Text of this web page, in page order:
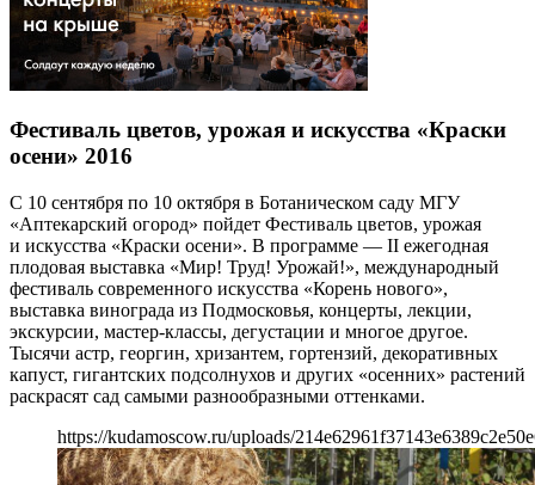
Фестиваль цветов, урожая и искусства «Краски
осени» 2016
С 10 сентября по 10 октября в Ботаническом саду МГУ
«Аптекарский огород» пойдет Фестиваль цветов, урожая
и искусства «Краски осени». В программе — II ежегодная
плодовая выставка «Мир! Труд! Урожай!», международный
фестиваль современного искусства «Корень нового»,
выставка винограда из Подмосковья, концерты, лекции,
экскурсии, мастер-классы, дегустации и многое другое.
Тысячи астр, георгин, хризантем, гортензий, декоративных
капуст, гигантских подсолнухов и других «осенних» растений
раскрасят сад самыми разнообразными оттенками.
https://kudamoscow.ru/uploads/